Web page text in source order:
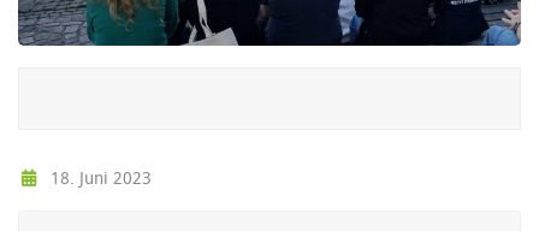
18. Juni 2023